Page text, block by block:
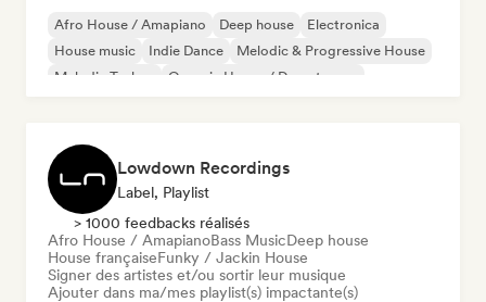
Afro House / Amapiano Deep house
Electronica
House music
Indie Dance
Melodic & Progressive House
Melodic Techno
Organic House / Downtempo
Lowdown Recordings
Label, Playlist
> 1000 feedbacks réalisés
Afro House / AmapianoBass MusicDeep house
House françaiseFunky / Jackin House
Signer des artistes et/ou sortir leur musique
Ajouter dans ma/mes playlist(s) impactante(s)